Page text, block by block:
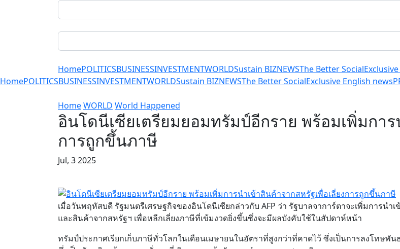
HomePOLITICSBUSINESSINVESTMENTWORLDSustain BIZNEWSThe Better Social
HomePOLITICSBUSINESSINVESTMENTWORLDSustain BIZNEWSThe Better SocialExclusive English news
HomeWORLD World Happened
อินโดนีเซียเตรียมยอมทรัมป์อีกราย พร้อมเพิ่มกา
การถูกขึ้นภาษี
Jul, 3 2025
เมื่อวันพฤหัสบดี รัฐมนตรีเศรษฐกิจของอินโดนีเซียกล่าวกับ AFP ว่า รัฐบาลจาการ์ตาจะเพิ่มการนำเ
และสินค้าจากสหรัฐฯ เพื่อหลีกเลี่ยงภาษีที่เข้มงวดยิ่งขึ้นซึ่งจะมีผลบังคับใช้ในสัปดาห์หน้า
ทรัมป์ประกาศเรียกเก็บภาษีทั่วโลกในเดือนเมษายนในอัตราที่สูงกว่าที่คาดไว้ ซึ่งเป็นการลงโทษพัน